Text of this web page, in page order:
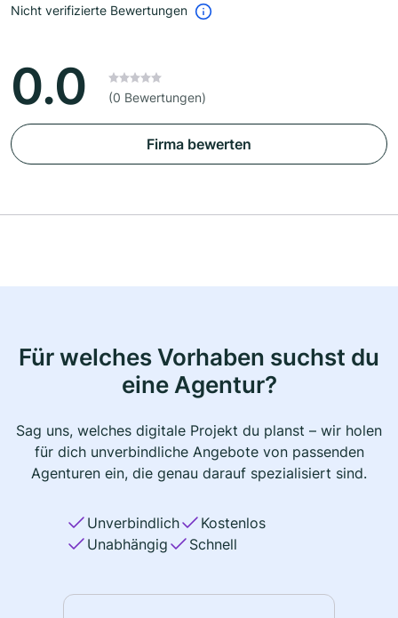
Nicht verifizierte Bewertungen
0.0 (0 Bewertungen)
Firma bewerten
Für welches Vorhaben suchst du
eine Agentur?
Sag uns, welches digitale Projekt du planst – wir holen
für dich unverbindliche Angebote von passenden
Agenturen ein, die genau darauf spezialisiert sind.
Unverbindlich
Kostenlos
Unabhängig
Schnell